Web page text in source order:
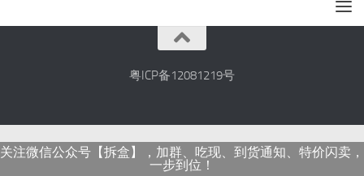
粤ICP备12081219号
关注微信公众号【拆盒】，加群、吃现、到货通知、特价闪卖，
一步到位！